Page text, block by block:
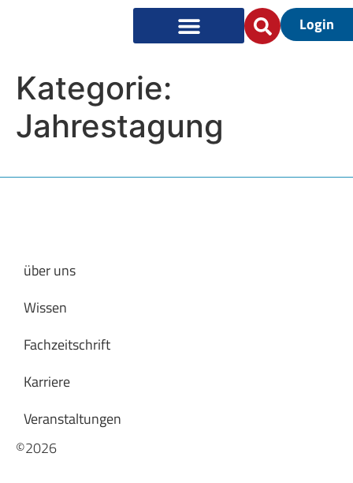
Login
Kategorie:
Jahrestagung
über uns
Wissen
Fachzeitschrift
Karriere
Veranstaltungen
©2026